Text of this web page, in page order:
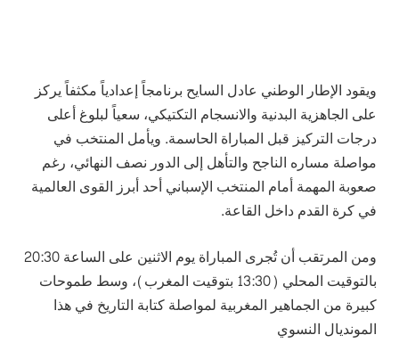
ويقود الإطار الوطني عادل السايح برنامجاً إعدادياً مكثفاً يركز
على الجاهزية البدنية والانسجام التكتيكي، سعياً لبلوغ أعلى
درجات التركيز قبل المباراة الحاسمة. ويأمل المنتخب في
مواصلة مساره الناجح والتأهل إلى الدور نصف النهائي، رغم
صعوبة المهمة أمام المنتخب الإسباني أحد أبرز القوى العالمية
في كرة القدم داخل القاعة.
ومن المرتقب أن تُجرى المباراة يوم الاثنين على الساعة 20:30
بالتوقيت المحلي (13:30 بتوقيت المغرب)، وسط طموحات
كبيرة من الجماهير المغربية لمواصلة كتابة التاريخ في هذا
المونديال النسوي